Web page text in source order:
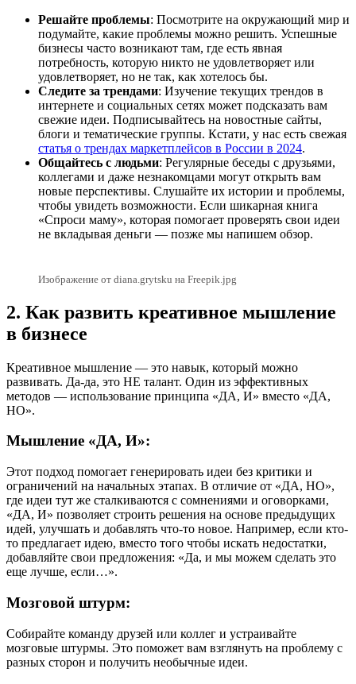
Решайте проблемы: Посмотрите на окружающий мир и
подумайте, какие проблемы можно решить. Успешные
бизнесы часто возникают там, где есть явная
потребность, которую никто не удовлетворяет или
удовлетворяет, но не так, как хотелось бы.
Следите за трендами: Изучение текущих трендов в
интернете и социальных сетях может подсказать вам
свежие идеи. Подписывайтесь на новостные сайты,
блоги и тематические группы. Кстати, у нас есть свежая
статья о трендах маркетплейсов в России в 2024.
Общайтесь с людьми: Регулярные беседы с друзьями,
коллегами и даже незнакомцами могут открыть вам
новые перспективы. Слушайте их истории и проблемы,
чтобы увидеть возможности. Если шикарная книга
«Спроси маму», которая помогает проверять свои идеи
не вкладывая деньги — позже мы напишем обзор.
Изображение от diana.grytsku на Freepik.jpg
2. Как развить креативное мышление
в бизнесе
Креативное мышление — это навык, который можно
развивать. Да-да, это НЕ талант. Один из эффективных
методов — использование принципа «ДА, И» вместо «ДА,
НО».
Мышление «ДА, И»:
Этот подход помогает генерировать идеи без критики и
ограничений на начальных этапах. В отличие от «ДА, НО»,
где идеи тут же сталкиваются с сомнениями и оговорками,
«ДА, И» позволяет строить решения на основе предыдущих
идей, улучшать и добавлять что-то новое. Например, если кто-
то предлагает идею, вместо того чтобы искать недостатки,
добавляйте свои предложения: «Да, и мы можем сделать это
еще лучше, если…».
Мозговой штурм:
Собирайте команду друзей или коллег и устраивайте
мозговые штурмы. Это поможет вам взглянуть на проблему с
разных сторон и получить необычные идеи.